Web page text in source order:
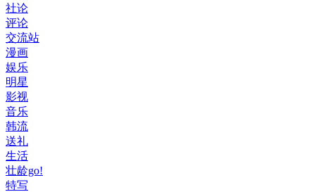
社论
评论
交流站
漫画
娱乐
明星
影视
音乐
韩流
送礼
生活
壮龄go!
特写